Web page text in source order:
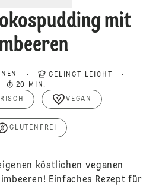
mit
GELINGT LEICHT
20 MIN.
VEGAN
GLUTENFREI
köstlichen veganen
Einfaches Rezept für